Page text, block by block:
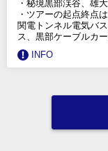
・秘境黒部渓谷、雄
・ツアーの起点終点
関電トンネル電気バ
ス、黒部ケーブルカ
INFO